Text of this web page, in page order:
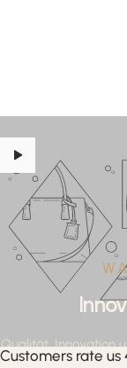
Qualität, Innovation
Customers rate us